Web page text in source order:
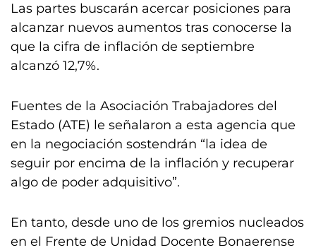
Las partes buscarán acercar posiciones para
alcanzar nuevos aumentos tras conocerse la
que la cifra de inflación de septiembre
alcanzó 12,7%.
Fuentes de la Asociación Trabajadores del
Estado (ATE) le señalaron a esta agencia que
en la negociación sostendrán “la idea de
seguir por encima de la inflación y recuperar
algo de poder adquisitivo”.
En tanto, desde uno de los gremios nucleados
en el Frente de Unidad Docente Bonaerense